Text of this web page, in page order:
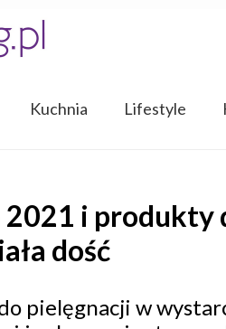
Kuchnia Lifestyle
2021 i produkty
dość
pielęgnacji w